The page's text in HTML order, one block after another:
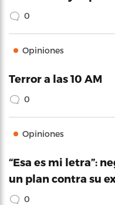
0
Opiniones
Terror a las 10 AM
0
Opiniones
“Esa es mi letra”:
un plan contra su
0